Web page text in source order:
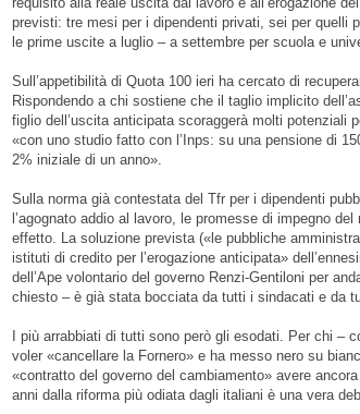
previsti: tre mesi per i dipendenti privati, sei per quelli
le prime uscite a luglio – a settembre per scuola e
Sull’appetibilità di Quota 100 ieri ha cercato di
Rispondendo a chi sostiene che il taglio implicito
figlio dell’uscita anticipata scoraggerà molti potenziali
«con uno studio fatto con l’Inps: su una pensione di
2% iniziale di un anno».
Sulla norma già contestata del Tfr per i dipendenti
l’agognato addio al lavoro, le promesse di impegno
effetto. La soluzione prevista («le pubbliche
istituti di credito per l’erogazione anticipata»
dell’Ape volontario del governo Renzi-Gentiloni per
chiesto – è già stata bocciata da tutti i sindacati e da
I più arrabbiati di tutti sono però gli esodati. Per chi –
voler «cancellare la Fornero» e ha messo nero su
«contratto del governo del cambiamento» avere
anni dalla riforma più odiata dagli italiani è una vera